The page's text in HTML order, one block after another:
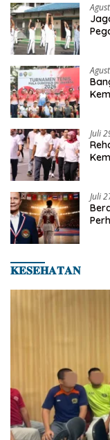
Juli
Juli
𝐊𝐄𝐒𝐄𝐇𝐀𝐓𝐀𝐍